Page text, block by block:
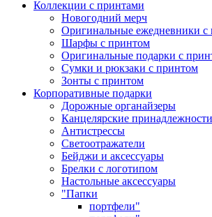
Коллекции с принтами
Новогодний мерч
Оригинальные ежедневники с
Шарфы с принтом
Оригинальные подарки с
Сумки и рюкзаки с принтом
Зонты с принтом
Корпоративные подарки
Дорожные органайзеры
Канцелярские принадлежности
Антистрессы
Светоотражатели
Бейджи и аксессуары
Брелки с логотипом
Настольные аксессуары
"Папки
портфели"